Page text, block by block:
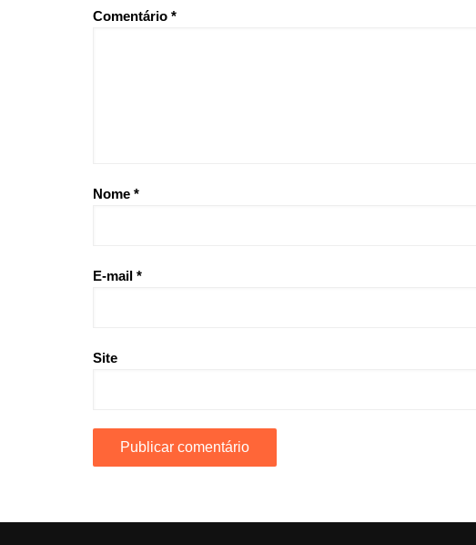
Comentário *
Nome *
E-mail *
Site